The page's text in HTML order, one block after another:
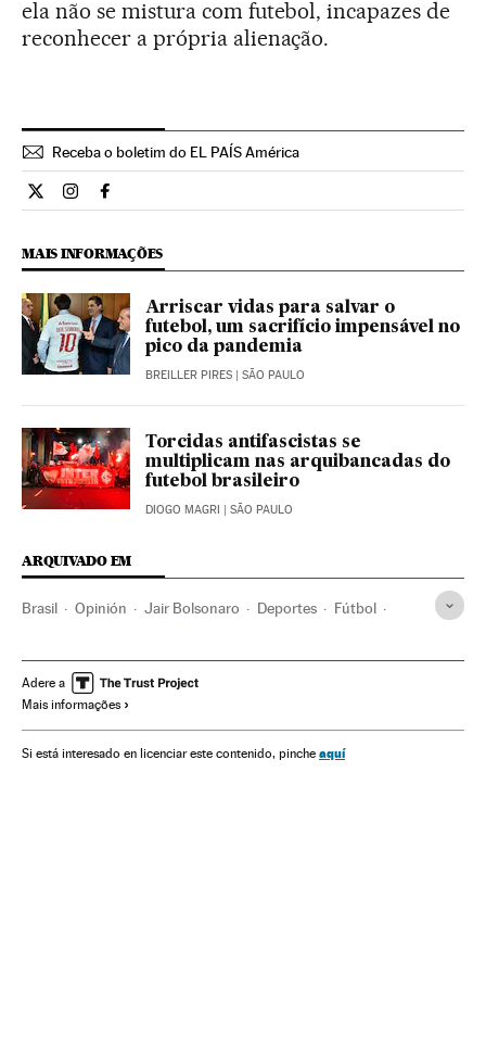
ela não se mistura com futebol, incapazes de
reconhecer a própria alienação.
Receba o boletim do EL PAÍS América
Opiniao El País Brasil en Twitter
Opiniao El País Brasil en Instagram
Opiniao El País Brasil en Facebook
MAIS INFORMAÇÕES
Arriscar vidas para salvar o
futebol, um sacrifício impensável no
pico da pandemia
BREILLER PIRES | SÃO PAULO
Torcidas antifascistas se
multiplicam nas arquibancadas do
futebol brasileiro
DIOGO MAGRI | SÃO PAULO
ARQUIVADO EM
Brasil Opinión Jair Bolsonaro Deportes Fútbol
Avenida Paulista Protestas sociales
Neonazis
Corinthians Palmeiras São Paulo FC Santos FC
Adere a
Mais informações
Si está interesado en licenciar este contenido, pinche aquí